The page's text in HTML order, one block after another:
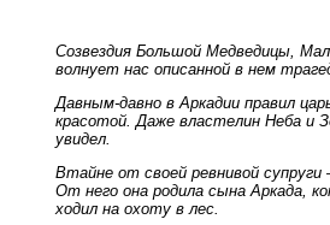
Созвездия Большой Медведицы,
волнует нас описанной в нем
Давным-давно в Аркадии правил
красотой. Даже властелин Неба и
увидел.
Втайне от своей ревнивой
От него она родила сына Аркада,
ходил на охоту в лес.